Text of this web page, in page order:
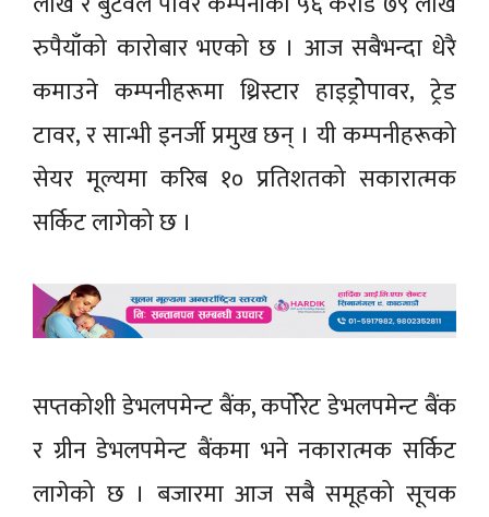
रुपैयाँको कारोबार भएको छ । आज सबैभन्दा धेरै
कमाउने कम्पनीहरूमा थ्रिस्टार हाइड्रोेपावर, ट्रेड
टावर, र सान्भी इनर्जी प्रमुख छन् । यी कम्पनीहरूको
सेयर मूल्यमा करिब १० प्रतिशतको सकारात्मक
सर्किट लागेको छ ।
सप्तकोशी डेभलपमेन्ट बैंक, कर्पोरेट डेभलपमेन्ट बैंक
र ग्रीन डेभलपमेन्ट बैंकमा भने नकारात्मक सर्किट
लागेको छ । बजारमा आज सबै समूहको सूचक